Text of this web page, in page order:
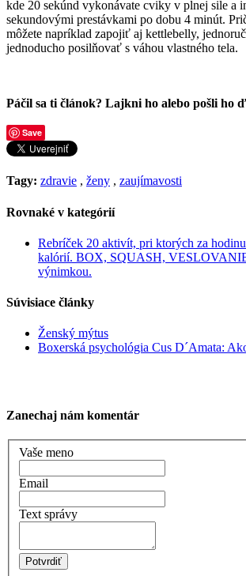
kde 20 sekúnd vykonávate cviky v plnej sile a
sekundovými prestávkami po dobu 4 minút.
môžete napríklad zapojiť aj kettlebelly,
jednoducho posilňovať s váhou vlastného tela.
Páčil sa ti článok? Lajkni ho alebo pošli ho
Save
Tagy: zdravie , ženy , zaujímavosti
Rovnaké v kategórií
Rebríček 20 aktivít, pri ktorých za
kalórií. BOX, SQUASH,
výnimkou.
Súvisiace články
Ženský mýtus
Boxerská psychológia Cus D´Amata:
Zanechaj nám komentár
Vaše meno
Email
Text správy
Potvrdiť